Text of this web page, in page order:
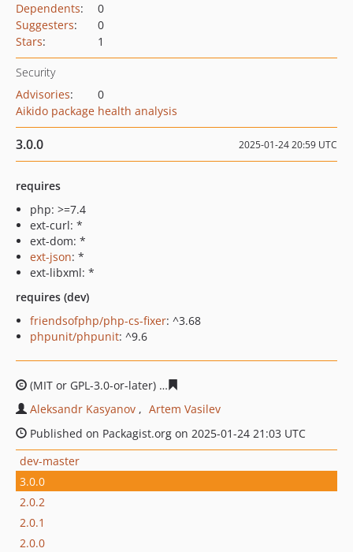
Dependents:
0
Suggesters:
0
Stars: 1
Security
Advisories:
0
Aikido package health analysis
3.0.0 2025-01-24 20:59 UTC
requires
php: >=7.4
ext-curl: *
ext-dom: *
ext-json: *
ext-libxml: *
requires (dev)
friendsofphp/php-cs-fixer: ^3.68
phpunit/phpunit: ^9.6
(MIT or GPL-3.0-or-later)
Aleksandr Kasyanov
Artem Vasilev
Published on Packagist.org on 2025-01-24 21:03 UTC
dev-master
3.0.0
2.0.2
2.0.1
2.0.0